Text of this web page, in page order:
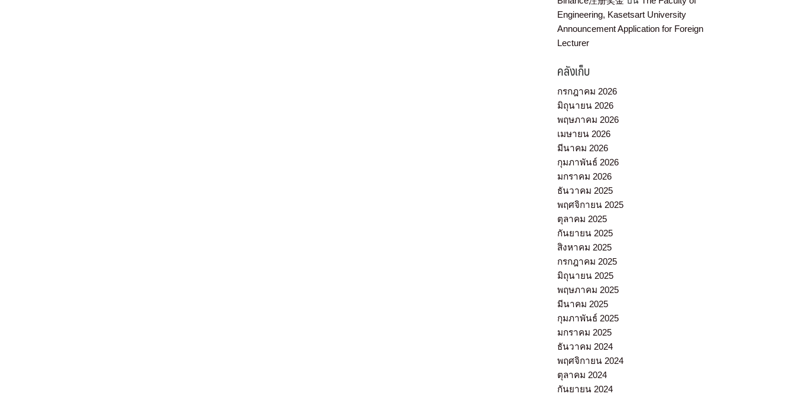
Engineering, Kasetsart University
Announcement Application for Foreign
Lecturer
คลังเก็บ
กรกฎาคม 2026
มิถุนายน 2026
พฤษภาคม 2026
เมษายน 2026
มีนาคม 2026
กุมภาพันธ์ 2026
มกราคม 2026
ธันวาคม 2025
พฤศจิกายน 2025
ตุลาคม 2025
กันยายน 2025
สิงหาคม 2025
กรกฎาคม 2025
มิถุนายน 2025
พฤษภาคม 2025
มีนาคม 2025
กุมภาพันธ์ 2025
มกราคม 2025
ธันวาคม 2024
พฤศจิกายน 2024
ตุลาคม 2024
กันยายน 2024